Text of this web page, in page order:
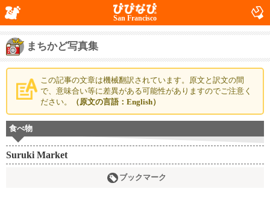
San Francisco
まちかど写真集
この記事の文章は機械翻訳されています。原文と訳文の間
で、意味合い等に差異がある可能性がありますのでご注意く
ださい。
（原文の言語：English）
食べ物
Suruki Market
ブックマーク